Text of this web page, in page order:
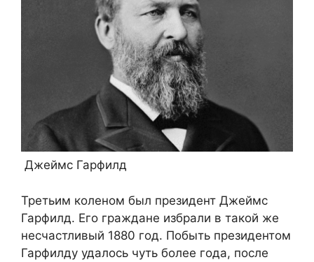
Джеймс Гарфилд
Третьим коленом был президент Джеймс
Гарфилд. Его граждане избрали в такой же
несчастливый 1880 год. Побыть президентом
Гарфилду удалось чуть более года, после